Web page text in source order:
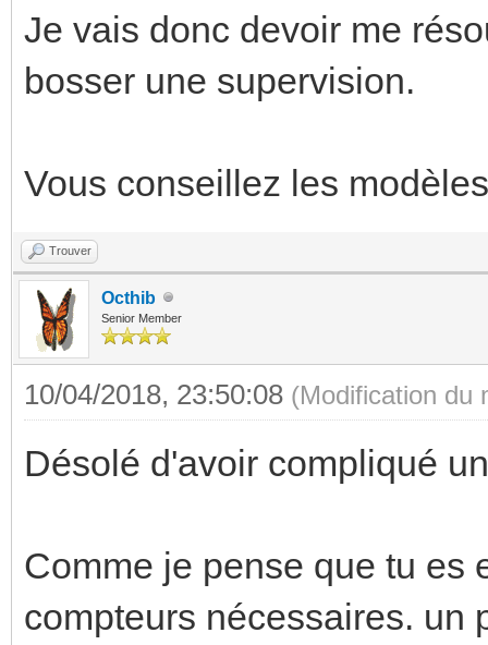
Je vais donc devoir me
bosser une supervision.
Vous conseillez les
Trouver
Octhib
Senior Member
10/04/2018, 23:50:08 (Modification du
Désolé d'avoir compliqué
Comme je pense que tu es
compteurs nécessaires. un